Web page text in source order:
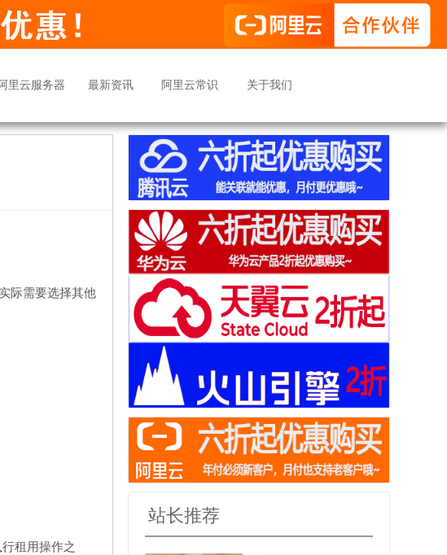
里云服务器 最新资讯 阿里云常识 关于我们
际需要选择其他
租用操作之
站长推荐